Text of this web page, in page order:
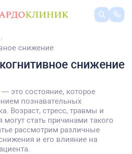
снижение
снижение
это состояние, которое
познавательных
Возраст, стресс, травмы и
стать причинами такого
рассмотрим различные
и его влияние на